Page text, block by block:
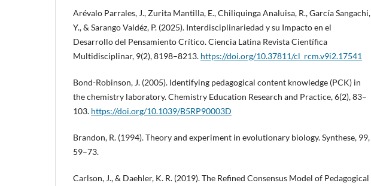
Arévalo Parrales, J., Zurita Mantilla, E., Chiliquinga Analuisa, R., García Sangachi,
Y., & Sarango Valdéz, P. (2025). Interdisciplinariedad y su Impacto en el
Desarrollo del Pensamiento Crítico. Ciencia Latina Revista Científica
Multidisciplinar, 9(2), 8198–8213. https://doi.org/10.37811/cl_rcm.v9i2.17541
Bond-Robinson, J. (2005). Identifying pedagogical content knowledge (PCK) in
the chemistry laboratory. Chemistry Education Research and Practice, 6(2), 83–
103. https://doi.org/10.1039/B5RP90003D
Brandon, R. (1994). Theory and experiment in evolutionary biology. Synthese, 99,
59–73.
Carlson, J., & Daehler, K. R. (2019). The Refined Consensus Model of Pedagogical